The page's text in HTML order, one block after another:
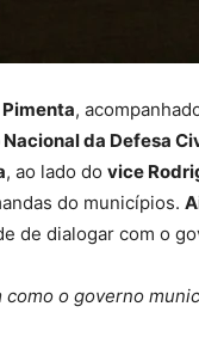
,
da Defesa
, ao lado do vice
do municípios.
de dialogar com o
o governo